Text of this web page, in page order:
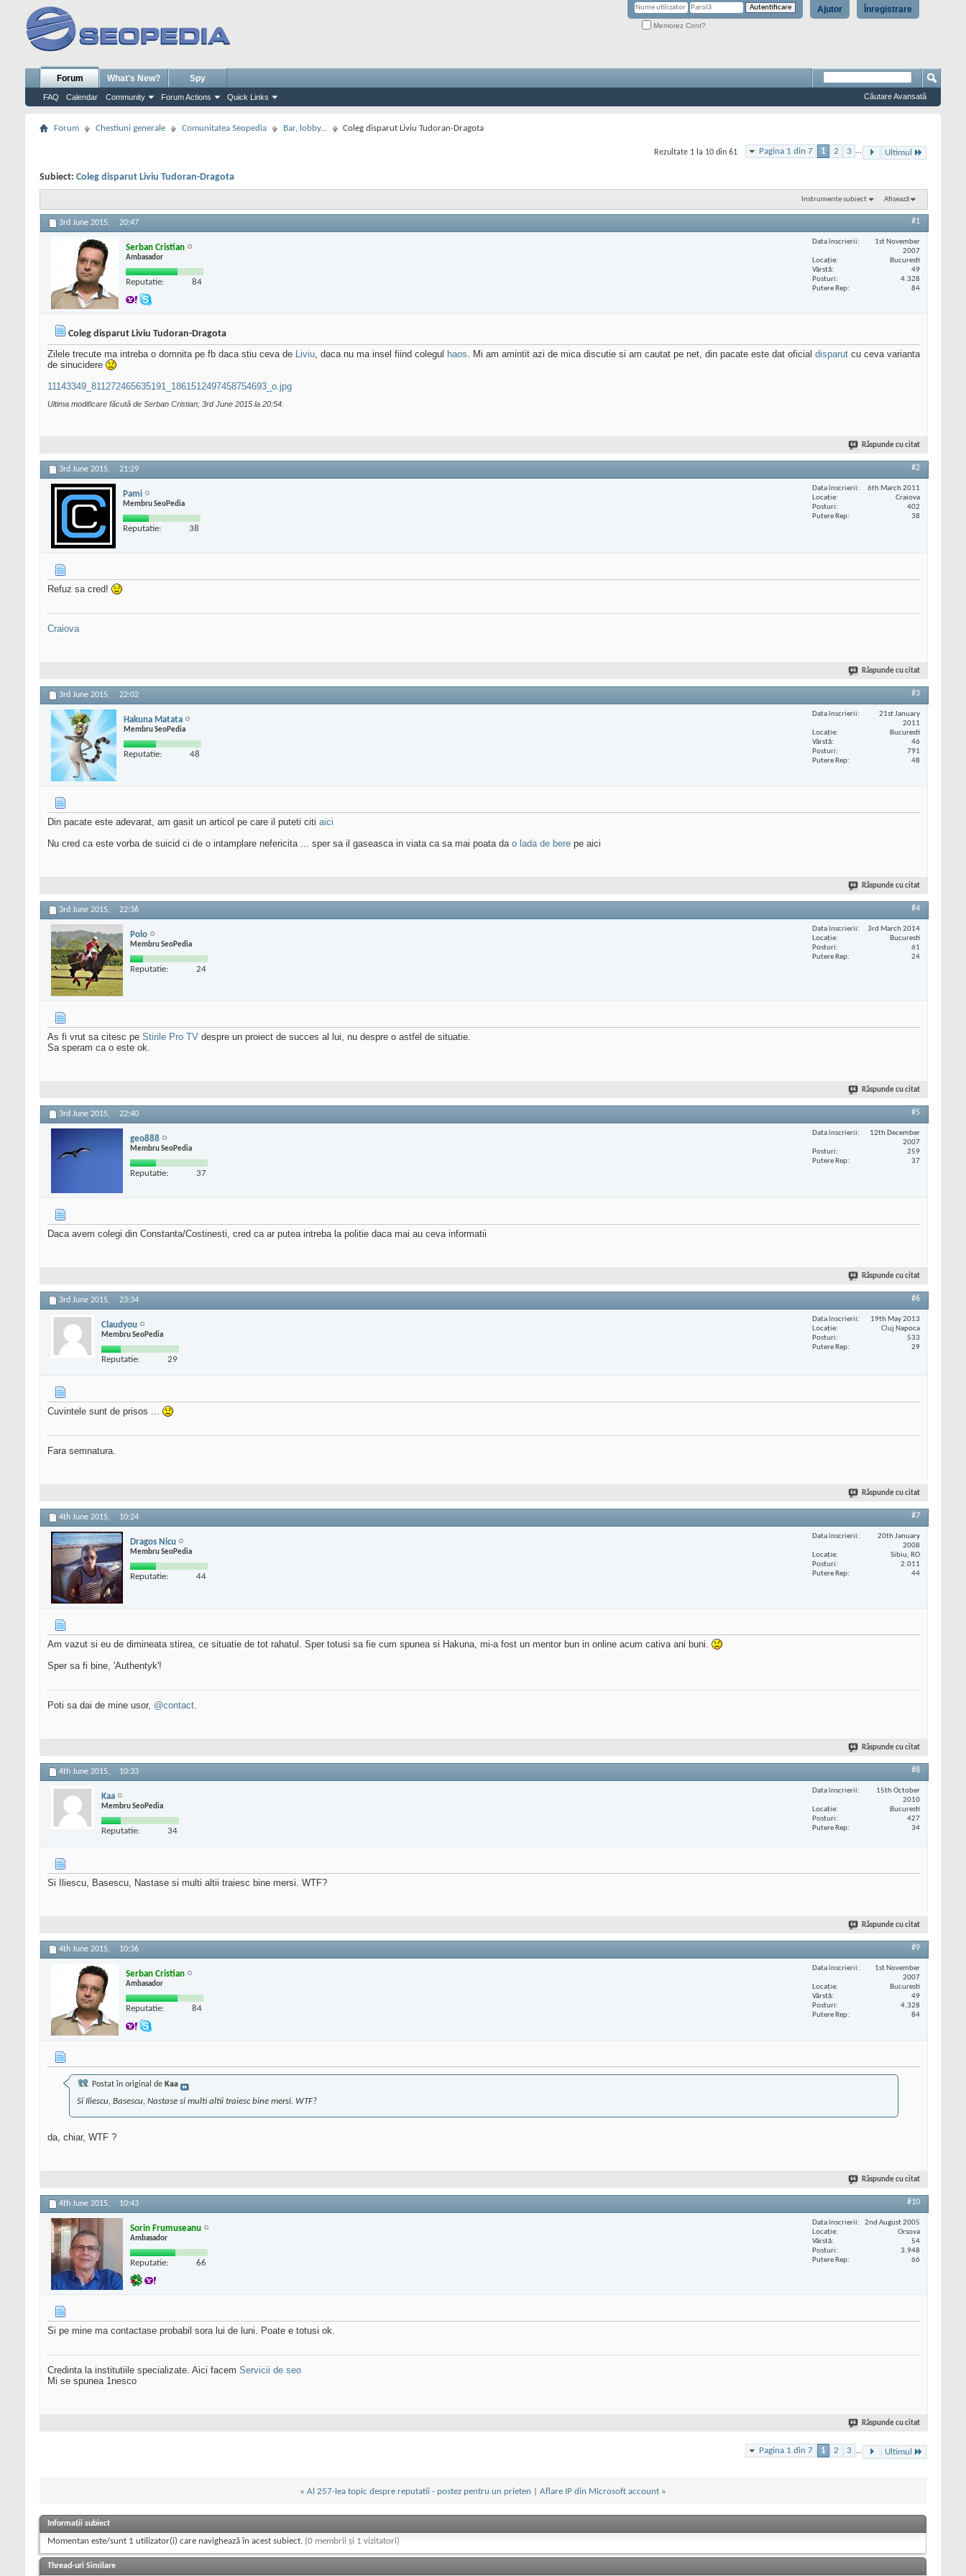
Înregistrare
Ajutor
Memorez Cont?
Forum
FAQ Calendar Community Forum Actions Quick Links
What's New? Spy
Căutare Avansată
Forum Chestiuni generale Comunitatea Seopedia Bar, lobby... Coleg disparut Liviu Tudoran-Dragota
Pagina 1 din 7 1 2 3 ... Ultimul
Rezultate 1 la 10 din 61
Subiect: Coleg disparut Liviu Tudoran-Dragota
Instrumente subiect Afișează
3rd June 2015, 20:47 #1
Serban Cristian
Ambasador
Reputatie: 84
Data înscrierii
1st November
2007
Locaţie
Bucuresti
Vârstă
49
Posturi
4.328
Putere Rep
84
Coleg disparut Liviu Tudoran-Dragota
Zilele trecute ma intreba o domnita pe fb daca stiu ceva de Liviu, daca nu ma insel fiind colegul haos. Mi am amintit azi de mica discutie si am cautat pe net, din pacate este dat oficial disparut cu ceva varianta
de sinucidere
11143349_811272465635191_1861512497458754693_o.jpg
Ultima modificare făcută de Serban Cristian; 3rd June 2015 la 20:54
Răspunde cu citat
3rd June 2015, 21:29 #2
Pami
Membru SeoPedia
Reputatie: 38
Data înscrierii
6th March 2011
Locaţie
Craiova
Posturi
402
Putere Rep
38
Refuz sa cred!
Craiova
Răspunde cu citat
3rd June 2015, 22:02 #3
Hakuna Matata
Membru SeoPedia
Reputatie: 48
Data înscrierii
21st January
2011
Locaţie
Bucuresti
Vârstă
46
Posturi
791
Putere Rep
48
Din pacate este adevarat, am gasit un articol pe care il puteti citi aici
Nu cred ca este vorba de suicid ci de o intamplare nefericita ... sper sa il gaseasca in viata ca sa mai poata da o lada de bere pe aici
Răspunde cu citat
3rd June 2015, 22:36 #4
Polo
Membru SeoPedia
Reputatie: 24
Data înscrierii
3rd March 2014
Locaţie
Bucuresti
Posturi
61
Putere Rep
24
As fi vrut sa citesc pe Stirile Pro TV despre un proiect de succes al lui, nu despre o astfel de situatie.
Sa speram ca o este ok.
Răspunde cu citat
3rd June 2015, 22:40 #5
geo888
Membru SeoPedia
Reputatie: 37
Data înscrierii
12th December
2007
Posturi
259
Putere Rep
37
Daca avem colegi din Constanta/Costinesti, cred ca ar putea intreba la politie daca mai au ceva informatii
Răspunde cu citat
3rd June 2015, 23:34 #6
Claudyou
Membru SeoPedia
Reputatie: 29
Data înscrierii
19th May 2013
Locaţie
Cluj Napoca
Posturi
533
Putere Rep
29
Cuvintele sunt de prisos ...
Fara semnatura.
Răspunde cu citat
4th June 2015, 10:24 #7
Dragos Nicu
Membru SeoPedia
Reputatie: 44
Data înscrierii
20th January
2008
Locaţie
Sibiu, RO
Posturi
2.011
Putere Rep
44
Am vazut si eu de dimineata stirea, ce situatie de tot rahatul. Sper totusi sa fie cum spunea si Hakuna, mi-a fost un mentor bun in online acum cativa ani buni.
Sper sa fi bine, 'Authentyk'!
Poti sa dai de mine usor, @contact.
Răspunde cu citat
4th June 2015, 10:33 #8
Kaa
Membru SeoPedia
Reputatie: 34
Data înscrierii
15th October
2010
Locaţie
Bucuresti
Posturi
427
Putere Rep
34
Si Iliescu, Basescu, Nastase si multi altii traiesc bine mersi. WTF?
Răspunde cu citat
4th June 2015, 10:36 #9
Serban Cristian
Ambasador
Reputatie: 84
Data înscrierii
1st November
2007
Locaţie
Bucuresti
Vârstă
49
Posturi
4.328
Putere Rep
84
Postat în original de Kaa
Si Iliescu, Basescu, Nastase si multi altii traiesc bine mersi. WTF?
da, chiar, WTF ?
Răspunde cu citat
4th June 2015, 10:43 #10
Sorin Frumuseanu
Ambasador
Reputatie: 66
Data înscrierii
2nd August 2005
Locaţie
Orsova
Vârstă
54
Posturi
3.948
Putere Rep
66
Si pe mine ma contactase probabil sora lui de luni. Poate e totusi ok.
Credinta la institutiile specializate. Aici facem Servicii de seo
Mi se spunea 1nesco
Răspunde cu citat
Pagina 1 din 7 1 2 3 ... Ultimul
« Al 257-lea topic despre reputatii - postez pentru un prieten Aflare IP din Microsoft account »
Informații subiect
Momentan este/sunt 1 utilizator(i) care navighează în acest subiect. (0 membrii și 1 vizitatori)
Thread-uri Similare